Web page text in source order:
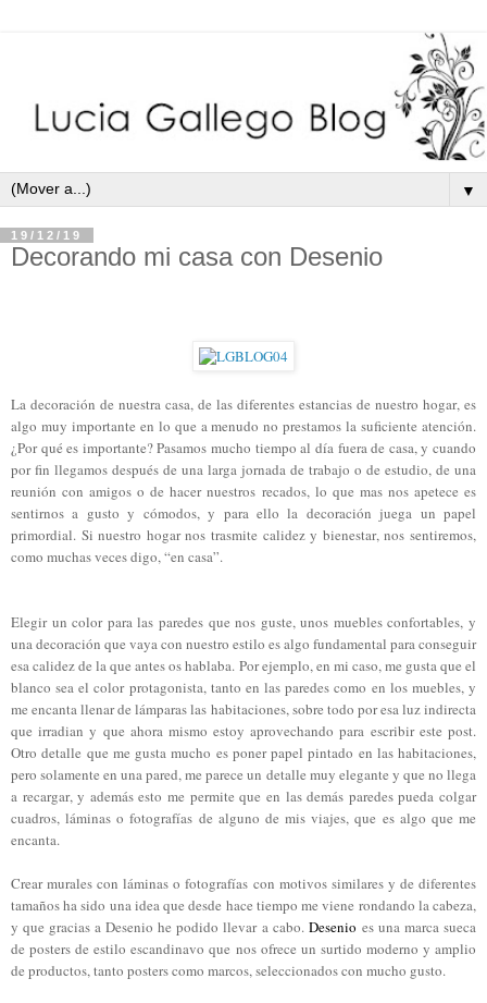
▼
19/12/19
Decorando mi casa con Desenio
La decoración de nuestra casa, de las diferentes estancias de nuestro hogar, es
algo muy importante en lo que a menudo no prestamos la suficiente atención.
¿Por qué es importante? Pasamos mucho tiempo al día fuera de casa, y cuando
por fin llegamos después de una larga jornada de trabajo o de estudio, de una
reunión con amigos o de hacer nuestros recados, lo que mas nos apetece es
sentirnos a gusto y cómodos, y para ello la decoración juega un papel
primordial. Si nuestro hogar nos trasmite calidez y bienestar, nos sentiremos,
como muchas veces digo, “en casa”.
Elegir un color para las paredes que nos guste, unos muebles confortables, y
una decoración que vaya con nuestro estilo es algo fundamental para conseguir
esa calidez de la que antes os hablaba. Por ejemplo, en mi caso, me gusta que el
blanco sea el color protagonista, tanto en las paredes como en los muebles, y
me encanta llenar de lámparas las habitaciones, sobre todo por esa luz indirecta
que irradian y que ahora mismo estoy aprovechando para escribir este post.
Otro detalle que me gusta mucho es poner papel pintado en las habitaciones,
pero solamente en una pared, me parece un detalle muy elegante y que no llega
a recargar, y además esto me permite que en las demás paredes pueda colgar
cuadros, láminas o fotografías de alguno de mis viajes, que es algo que me
encanta.
Crear murales con láminas o fotografías con motivos similares y de diferentes
tamaños ha sido una idea que desde hace tiempo me viene rondando la cabeza,
y que gracias a Desenio he podido llevar a cabo. Desenio es una marca sueca
de posters de estilo escandinavo que nos ofrece un surtido moderno y amplio
de productos, tanto posters como marcos, seleccionados con mucho gusto.